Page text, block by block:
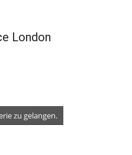
London
zu gelangen.